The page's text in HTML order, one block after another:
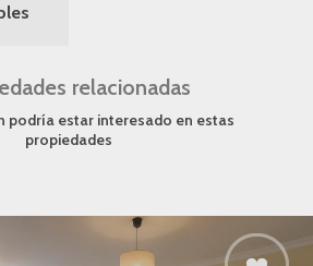
relacionadas
podría estar interesado en estas
propiedades